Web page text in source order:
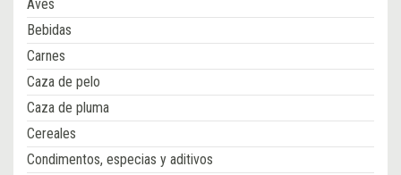
Aves
Bebidas
Carnes
Caza de pelo
Caza de pluma
Cereales
Condimentos, especias y aditivos